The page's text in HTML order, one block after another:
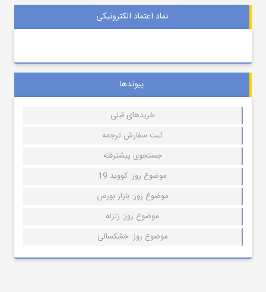
نماد اعتماد الکترونیکی
پیوندها
خریدهای قبلی
ثبت سفارش ترجمه
جستجوی پیشترفته
موضوع روز: کووید 19
موضوع روز: بازار بورس
موضوع روز: زلزله
موضوع روز: خشکسالی